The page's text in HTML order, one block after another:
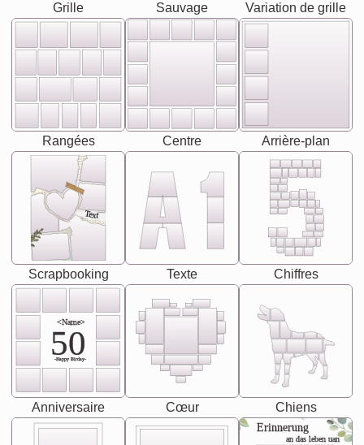
Grille Sauvage Variation de grille
Rangées Centre Arrière-plan
Text
Scrapbooking Texte Chiffres
<Name>
50
-Happy Birday-
Anniversaire Cœur Chiens
Erinnerung
an das leben uan